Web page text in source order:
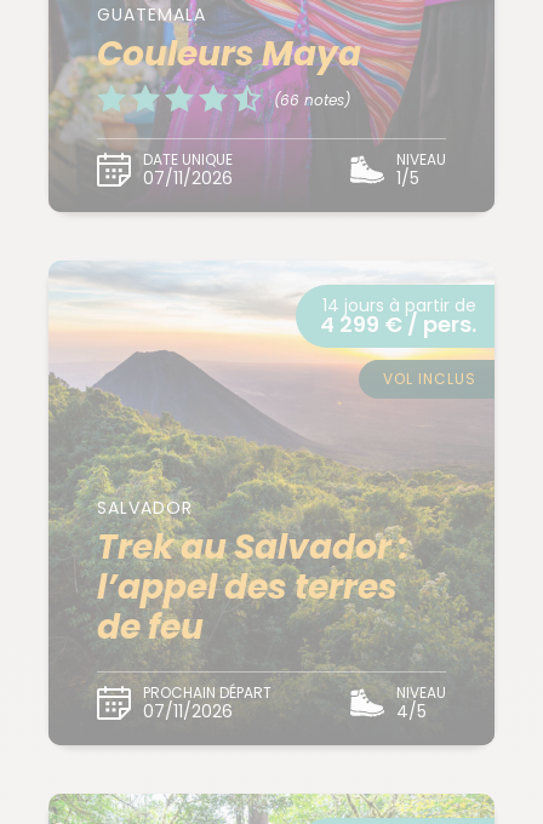
GUATEMALA
Couleurs Maya
(66 notes)
DATE UNIQUE
07/11/2026
NIVEAU
1/5
SALVADOR
Trek au Salvador :
l’appel des terres
de feu
PROCHAIN DÉPART
07/11/2026
NIVEAU
4/5
14 jours à partir de
4 299 € / pers.
VOL INCLUS